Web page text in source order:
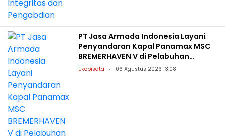
PT Jasa Armada Indonesia Layani
Penyandaran Kapal Panamax MSC
BREMERHAVEN V di Pelabuhan
Patimban
Ekobisata 06 Agustus 2026 13:08